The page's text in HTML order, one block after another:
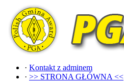
· Kontakt z adminem
· >> STRONA GŁÓWNA <<